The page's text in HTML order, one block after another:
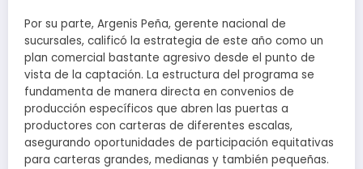
Por su parte, Argenis Peña, gerente nacional de
sucursales, calificó la estrategia de este año como un
plan comercial bastante agresivo desde el punto de
vista de la captación. La estructura del programa se
fundamenta de manera directa en convenios de
producción específicos que abren las puertas a
productores con carteras de diferentes escalas,
asegurando oportunidades de participación equitativas
para carteras grandes, medianas y también pequeñas.